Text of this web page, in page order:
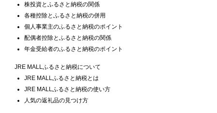
株投資とふるさと納税の関係
各種控除とふるさと納税の併用
個人事業主のふるさと納税のポイント
配偶者控除とふるさと納税の関係
年金受給者のふるさと納税のポイント
JRE MALLふるさと納税について
JRE MALLふるさと納税とは
JRE MALLふるさと納税の使い方
人気の返礼品の見つけ方